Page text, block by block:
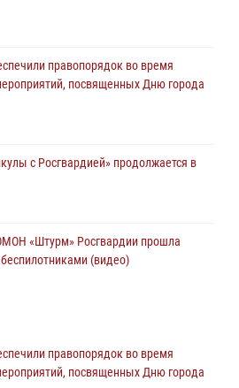
правопорядок во время
посвященных Дню города
с Росгвардией» продолжается в
«Штурм» Росгвардии прошла
(видео)
уникального передвижного
правопорядок во время
посвященных Дню города